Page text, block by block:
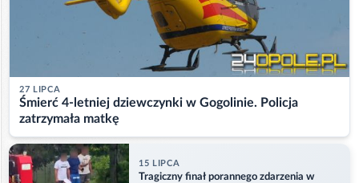
27 LIPCA
Śmierć 4-letniej dziewczynki w Gogolinie. Policja
zatrzymała matkę
15 LIPCA
Tragiczny finał porannego zdarzenia w